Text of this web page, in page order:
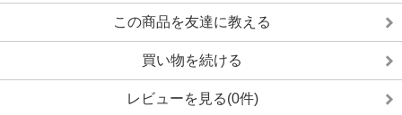
この商品を友達に教える
買い物を続ける
レビューを見る(0件)